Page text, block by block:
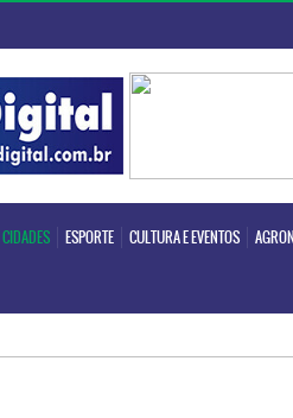
CIDADES ESPORTE CULTURA E EVENTOS